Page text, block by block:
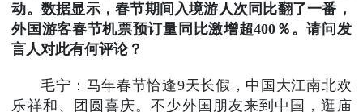
动。数据显示，春节期间入境游人次同比翻了一番，
外国游客春节机票预订量同比激增超400％。请问发
言人对此有何评论？
毛宁：马年春节恰逢9天长假，中国大江南北欢
乐祥和、团圆喜庆。不少外国朋友来到中国，逛庙